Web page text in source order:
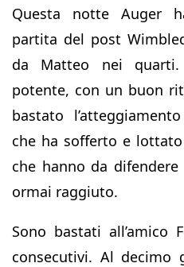
Questa notte Auger
partita del post
da Matteo nei
potente, con un buon
bastato
che ha sofferto e
che hanno da
ormai raggiuto.
Sono bastati all’amico
consecutivi. Al